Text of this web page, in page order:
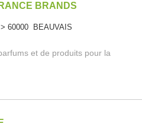
BRANDS
> 60000 BEAUVAIS
et de produits pour la